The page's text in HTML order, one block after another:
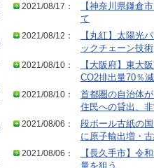
2021/08/17：
【神奈川県鎌倉
て
2021/08/12：
【丸紅】太陽光
ックチェーン技術
2021/08/10：
【大阪府】東大
CO2排出量70％減
2021/08/10：
首都圏の自治体
住民への貸出、
2021/08/06：
段ボール古紙の
に原子輸出増・
2021/08/06：
【長久手市】令
量を狙う